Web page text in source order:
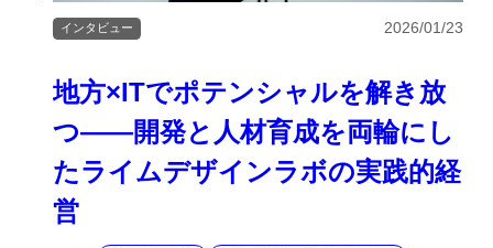
地方×ITでポテンシャルを解き放
つ――開発と人材育成を両輪にし
たライムデザインラボの実践的経
営
インタビュー 2026/01/23